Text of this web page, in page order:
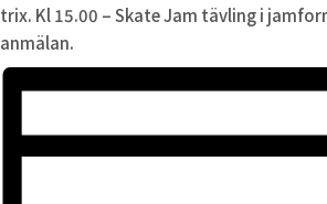
trix. Kl 15.00 – Skate Jam tävling i
anmälan.